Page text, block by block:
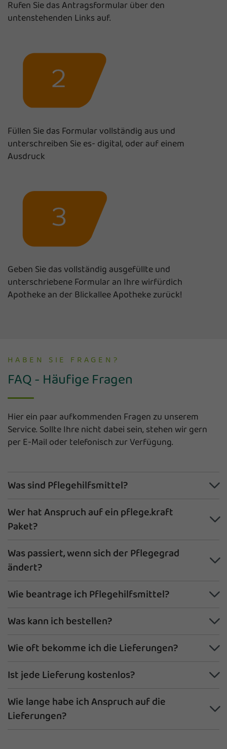
Rufen Sie das Antragsformular über den
untenstehenden Links auf.
Füllen Sie das Formular vollständig aus und
unterschreiben Sie es- digital, oder auf einem
Ausdruck
Geben Sie das vollständig ausgefüllte und
unterschriebene Formular an Ihre wirfürdich
Apotheke an der Blickallee Apotheke zurück!
HABEN SIE FRAGEN?
FAQ - Häufige Fragen
Hier ein paar aufkommenden Fragen zu unserem
Service. Sollte Ihre nicht dabei sein, stehen wir gern
per E-Mail oder telefonisch zur Verfügung.
Was sind Pflegehilfsmittel?
Wer hat Anspruch auf ein pflege.kraft
Paket?
Was passiert, wenn sich der Pflegegrad
ändert?
Wie beantrage ich Pflegehilfsmittel?
Was kann ich bestellen?
Wie oft bekomme ich die Lieferungen?
Ist jede Lieferung kostenlos?
Wie lange habe ich Anspruch auf die
Lieferungen?